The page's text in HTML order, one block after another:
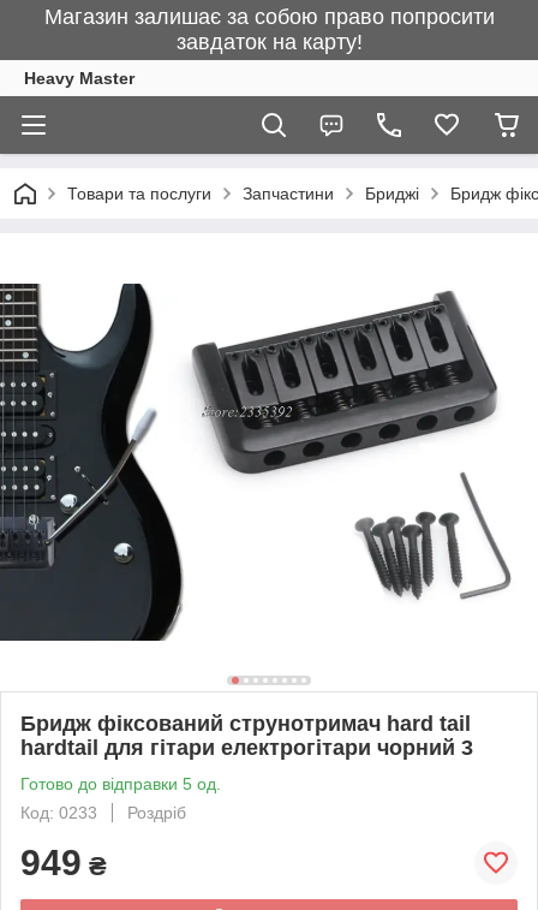
Магазин залишає за собою право попросити
завдаток на карту!
Heavy Master
Товари та послуги Запчастини Бриджі Бридж
Бридж фіксований струнотримач hard tail
hardtail для гітари електрогітари чорний 3
Готово до відправки 5 од.
Код: 0233
Роздріб
949 ₴